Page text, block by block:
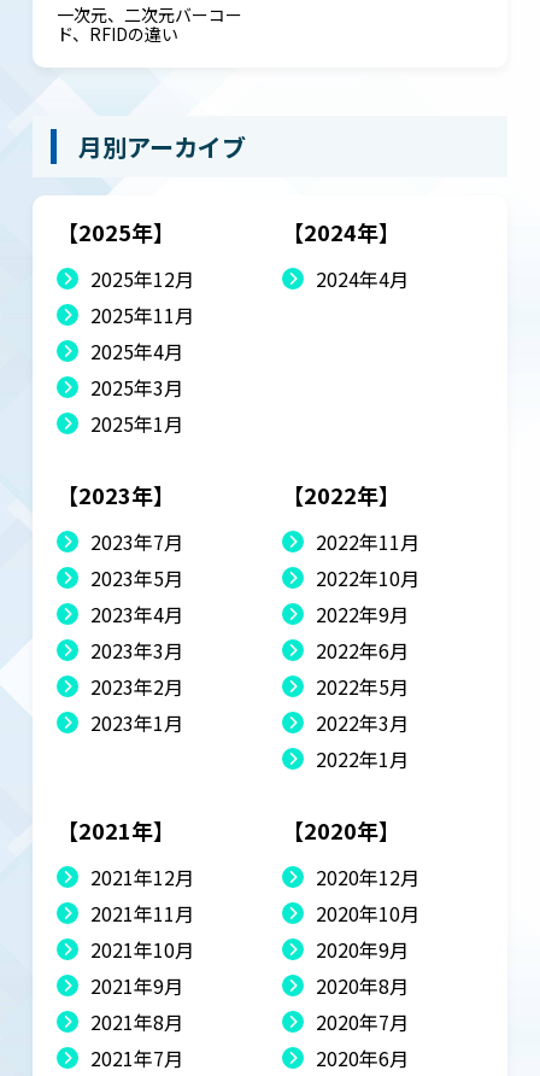
一次元、二次元バーコー
ド、RFIDの違い
月別アーカイブ
【2025年】
2025年12月
2025年11月
2025年4月
2025年3月
2025年1月
【2024年】
2024年4月
【2023年】
2023年7月
2023年5月
2023年4月
2023年3月
2023年2月
2023年1月
【2022年】
2022年11月
2022年10月
2022年9月
2022年6月
2022年5月
2022年3月
2022年1月
【2021年】
2021年12月
2021年11月
2021年10月
2021年9月
2021年8月
2021年7月
【2020年】
2020年12月
2020年10月
2020年9月
2020年8月
2020年7月
2020年6月